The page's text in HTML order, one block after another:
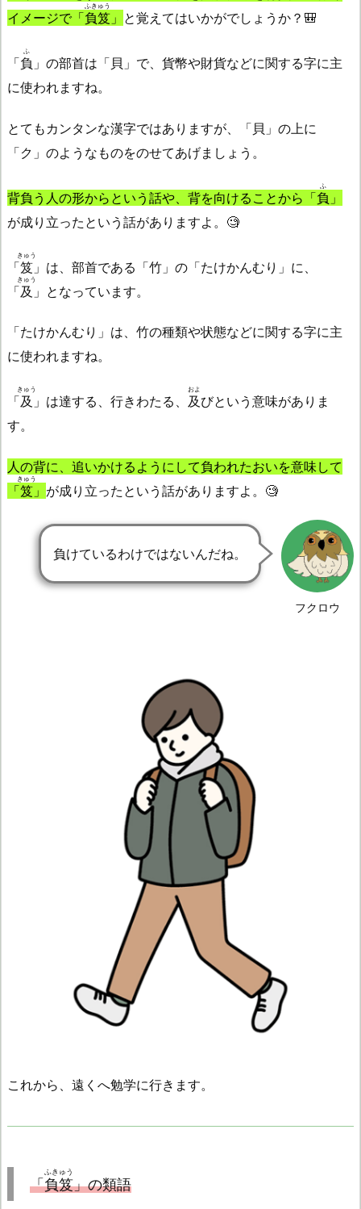
イメージで「負笈
ふきゅう
」 と覚えてはいかがでしょうか？🎒
「負
ふ
」の部首は「貝」で、貨幣や財貨などに関する字に主
に使われますね。
とてもカンタンな漢字ではありますが、「貝」の上に
「ク」のようなものをのせてあげましょう。
背負う人の形からという話や、背を向けることから「負
ふ
」
が成り立ったという話がありますよ。🧐
「笈
きゅう
」は、部首である「竹」の「たけかんむり」に、
「及
きゅう
」となっています。
「たけかんむり」は、竹の種類や状態などに関する字に主
に使われますね。
「及
きゅう
」は達する、行きわたる、 及
およ
びという意味がありま
す。
人の背に、追いかけるようにして負われたおいを意味して
「笈
きゅう
」 が成り立ったという話がありますよ。🧐
フクロウ
負けているわけではないんだね。
これから、遠くへ勉学に行きます。
「負笈
ふきゅう
」の類語